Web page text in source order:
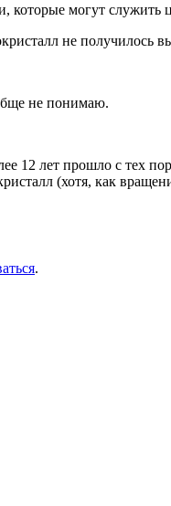
могут служить
не получилось
не понимаю.
12 лет прошло с тех
(хотя, как
.